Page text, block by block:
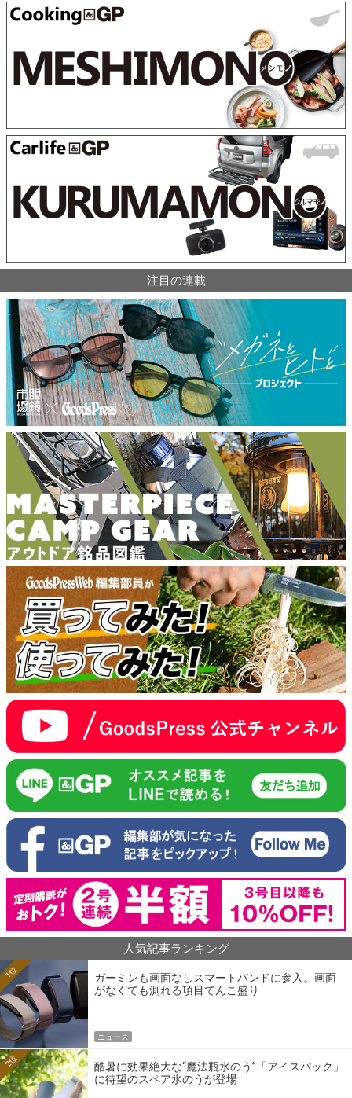
注目の連載
人気記事ランキング
ガーミンも画面なしスマートバンドに参入。画面
がなくても測れる項目てんこ盛り
1位
ニュース
酷暑に効果絶大な“魔法瓶氷のう”「アイスパック」
に待望のスペア氷のうが登場
2位